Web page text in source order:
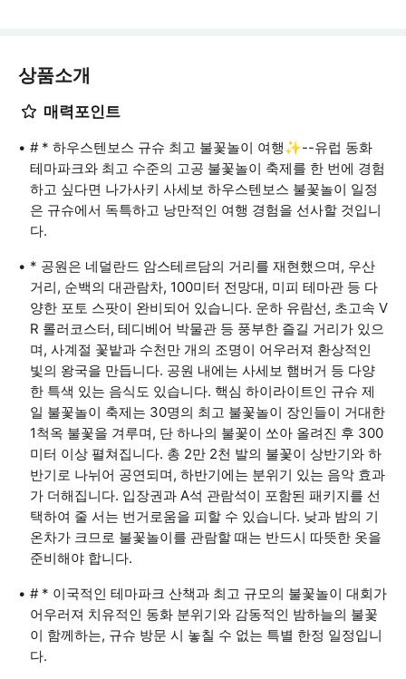
상품소개
매력포인트
# * 하우스텐보스 규슈 최고 불꽃놀이 여행✨--유럽 동화
테마파크와 최고 수준의 고공 불꽃놀이 축제를 한 번에 경험
하고 싶다면 나가사키 사세보 하우스텐보스 불꽃놀이 일정
은 규슈에서 독특하고 낭만적인 여행 경험을 선사할 것입니
다.
* 공원은 네덜란드 암스테르담의 거리를 재현했으며, 우산
거리, 순백의 대관람차, 100미터 전망대, 미피 테마관 등 다
양한 포토 스팟이 완비되어 있습니다. 운하 유람선, 초고속 V
R 롤러코스터, 테디베어 박물관 등 풍부한 즐길 거리가 있으
며, 사계절 꽃밭과 수천만 개의 조명이 어우러져 환상적인
빛의 왕국을 만듭니다. 공원 내에는 사세보 햄버거 등 다양
한 특색 있는 음식도 있습니다. 핵심 하이라이트인 규슈 제
일 불꽃놀이 축제는 30명의 최고 불꽃놀이 장인들이 거대한
1척옥 불꽃을 겨루며, 단 하나의 불꽃이 쏘아 올려진 후 300
미터 이상 펼쳐집니다. 총 2만 2천 발의 불꽃이 상반기와 하
반기로 나뉘어 공연되며, 하반기에는 분위기 있는 음악 효과
가 더해집니다. 입장권과 A석 관람석이 포함된 패키지를 선
택하여 줄 서는 번거로움을 피할 수 있습니다. 낮과 밤의 기
온차가 크므로 불꽃놀이를 관람할 때는 반드시 따뜻한 옷을
준비해야 합니다.
# * 이국적인 테마파크 산책과 최고 규모의 불꽃놀이 대회가
어우러져 치유적인 동화 분위기와 감동적인 밤하늘의 불꽃
이 함께하는, 규슈 방문 시 놓칠 수 없는 특별 한정 일정입니
다.